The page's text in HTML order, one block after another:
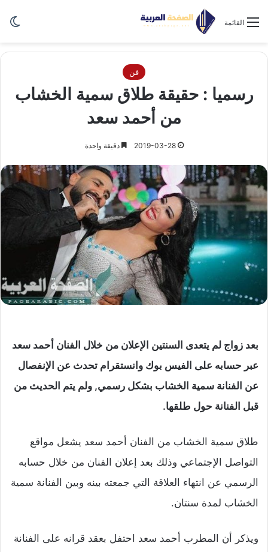
القائمة
فن
رسميا : حقيقة طلاق سمية الخشاب
من أحمد سعد
2019-03-28 دقيقة واحدة
بعد زواج لم يتعدى السنتين الإعلان من خلال الفنان أحمد سعد
عبر حسابه على الفيس بوك وانستقرام تحدث عن الإنفصال
عن الفنانة سمية الخشاب بشكل رسمي, ولم يتم الحديث من
قبل الفنانة حول طلقها.
طلاق سمية الخشاب من الفنان أحمد سعد يشعل مواقع
التواصل الإجتماعي وذلك بعد إعلان الفنان من خلال حسابه
الرسمي عن انتهاء العلاقة التي جمعته بينه وبين الفنانة سمية
الخشاب لمدة سنتان.
ويذكر أن المطرب أحمد سعد احتفل بعقد قرانه على الفنانة